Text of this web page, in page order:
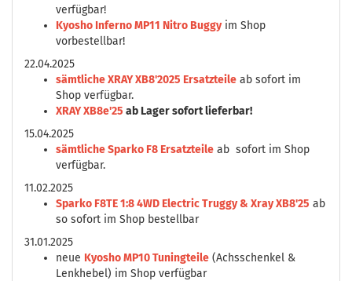
verfügbar!
Kyosho Inferno MP11 Nitro Buggyim Shop
vorbestellbar!
22.04.2025
sämtliche XRAY XB8'2025 Ersatzteile ab sofort im
Shop verfügbar.
XRAY XB8e'25 ab Lager sofort lieferbar!
15.04.2025
sämtliche Sparko F8 Ersatzteile ab sofort im Shop
verfügbar.
11.02.2025
Sparko F8TE 1:8 4WD Electric Truggy & Xray XB8'25 ab
so sofort im Shop bestellbar
31.01.2025
neue Kyosho MP10 Tuningteile (Achsschenkel &
Lenkhebel) im Shop verfügbar